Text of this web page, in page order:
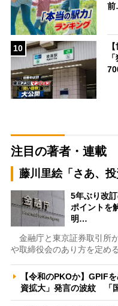
10
注目の著者・連載
藤川里絵「さあ、投
5年ぶり改
ポイントを
明…
金融庁と東京証券取引所
や取締役会のあり方を定め
【令和のPKOか】GPIF
資拡大」発言の波紋 「